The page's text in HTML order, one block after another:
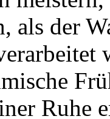
als der
Ruhe